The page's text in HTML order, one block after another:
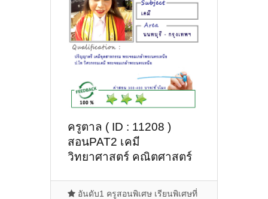
ครูตาล ( ID : 11208 )
สอนPAT2 เคมี
วิทยาศาสตร์ คณิตศาสตร์
อันดับ1 ครูสอนพิเศษ เรียนพิเศษที่